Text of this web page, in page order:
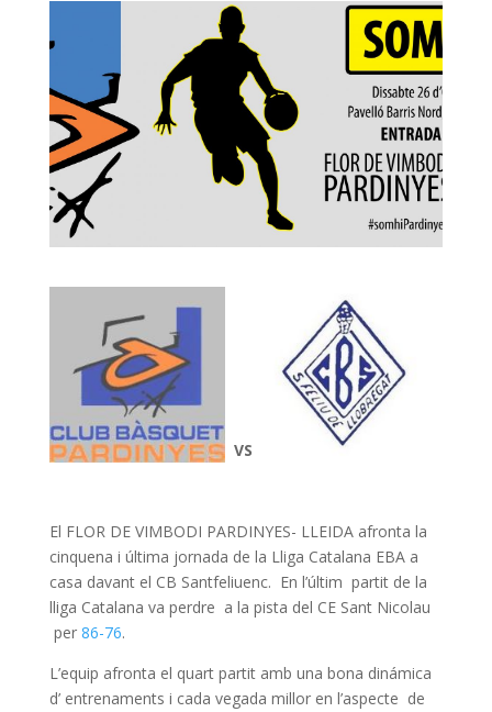
VS
El FLOR DE VIMBODI PARDINYES- LLEIDA afronta la
cinquena i última jornada de la Lliga Catalana EBA a
casa davant el CB Santfeliuenc. En l’últim partit de la
lliga Catalana va perdre a la pista del CE Sant Nicolau
per 86-76.
L’equip afronta el quart partit amb una bona dinámica
d’ entrenaments i cada vegada millor en l’aspecte de